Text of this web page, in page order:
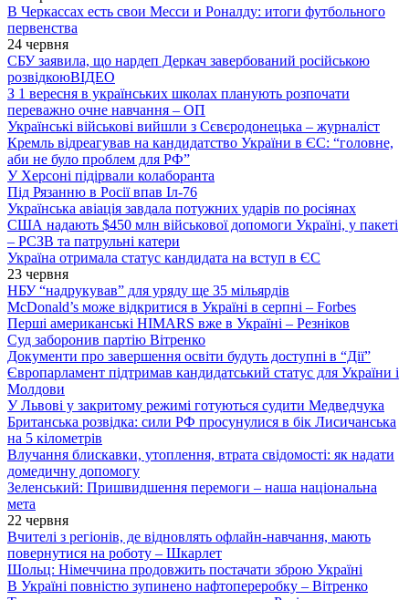
В Черкассах есть свои Месси и Роналду: итоги футбольного
первенства
24 червня
СБУ заявила, що нардеп Деркач завербований російською
розвідкоюВІДЕО
З 1 вересня в українських школах планують розпочати
переважно очне навчання – ОП
Українські військові вийшли з Сєвєродонецька – журналіст
Кремль відреагував на кандидатство України в ЄС: “головне,
аби не було проблем для РФ”
У Херсоні підірвали колаборанта
Під Рязанню в Росії впав Іл-76
Українська авіація завдала потужних ударів по росіянах
США надають $450 млн військової допомоги Україні, у пакеті
– РСЗВ та патрульні катери
Україна отримала статус кандидата на вступ в ЄС
23 червня
НБУ “надрукував” для уряду ще 35 мільярдів
McDonald’s може відкритися в Україні в серпні – Forbes
Перші американські HIMARS вже в Україні – Резніков
Суд заборонив партію Вітренко
Документи про завершення освіти будуть доступні в “Дії”
Європарламент підтримав кандидатський статус для України і
Молдови
У Львові у закритому режимі готуються судити Медведчука
Британська розвідка: сили РФ просунулися в бік Лисичанська
на 5 кілометрів
Влучання блискавки, утоплення, втрата свідомості: як надати
домедичну допомогу
Зеленський: Пришвидшення перемоги – наша національна
мета
22 червня
Вчителі з регіонів, де відновлять офлайн-навчання, мають
повернутися на роботу – Шкарлет
Шольц: Німеччина продовжить постачати зброю Україні
В Україні повністю зупинено нафтопереробку – Вітренко